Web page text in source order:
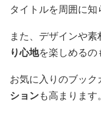
タイトルを周囲に知
また、デザインや
り心地を楽しめるの
お気に入りのブック
ションも高まります。